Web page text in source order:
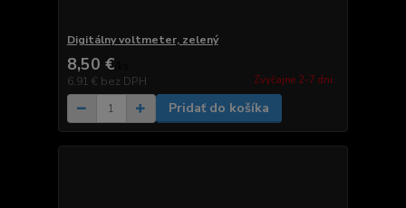
Digitálny voltmeter, zelený
8,50 €
6,91 € bez DPH Zvyčajne 2-7 dni.
Pridať do košíka